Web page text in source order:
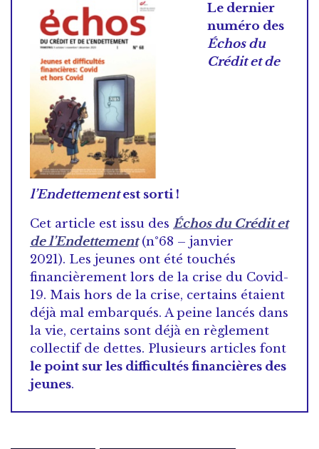
Le dernier
numéro des
Échos du
Crédit et de
l’Endettementest sorti !
Cet article est issu des Échos du Crédit et
de l’Endettement(n°68 – janvier
2021). Les jeunes ont été touchés
financièrement lors de la crise du Covid-
19. Mais hors de la crise, certains étaient
déjà mal embarqués. A peine lancés dans
la vie, certains sont déjà en règlement
collectif de dettes. Plusieurs articles font
le point sur les difficultés financières des
jeunes.